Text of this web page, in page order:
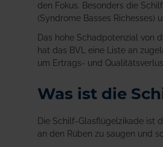
den Fokus. Besonders die
(Syndrome Basses Richesses)
Das hohe Schadpotenzial von
hat das BVL eine Liste an
um Ertrags- und
Was ist die
Die Schilf-Glasflügelzikade ist
an den Rüben zu saugen und